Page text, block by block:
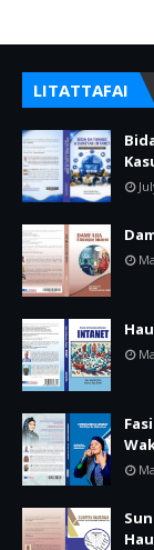
LITATTAFAI